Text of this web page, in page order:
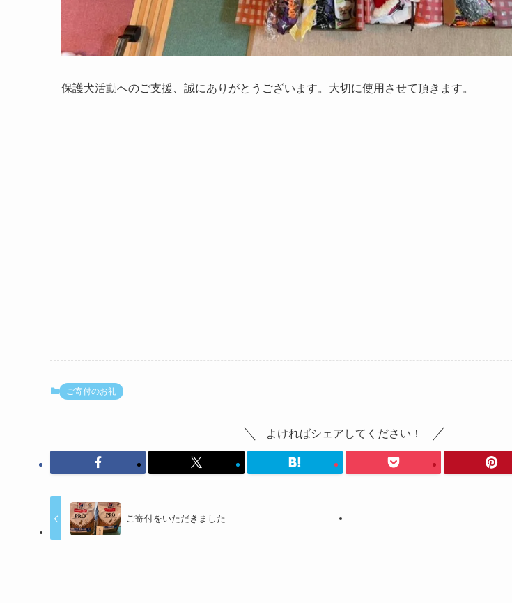
保護犬活動へのご支援、誠にありがとうございます。大切に使用させて頂きます。
ご寄付のお礼
よければシェアしてください！
ご寄付をいただきました